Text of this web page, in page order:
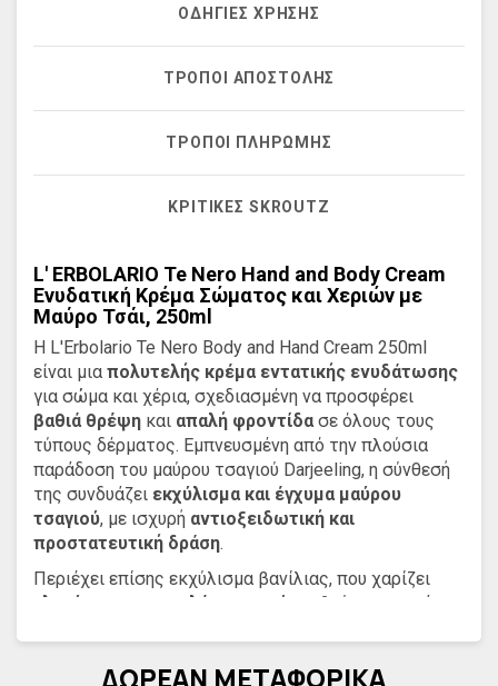
ΟΔΗΓΊΕΣ ΧΡΉΣΗΣ
ΤΡΌΠΟΙ ΑΠΟΣΤΟΛΉΣ
ΤΡΌΠΟΙ ΠΛΗΡΩΜΉΣ
ΚΡΙΤΙΚΈΣ SKROUTZ
L' ERBOLARIO Te Nero Hand and Body Cream
Ενυδατική Κρέμα Σώματος και Χεριών με
Μαύρο Τσάι, 250ml
Η L'Erbolario Te Nero Body and Hand Cream 250ml
είναι μια πολυτελής κρέμα εντατικής ενυδάτωσης
για σώμα και χέρια, σχεδιασμένη να προσφέρει
βαθιά θρέψη και απαλή φροντίδα σε όλους τους
τύπους δέρματος. Εμπνευσμένη από την πλούσια
παράδοση του μαύρου τσαγιού Darjeeling, η σύνθεσή
της συνδυάζει εκχύλισμα και έγχυμα μαύρου
τσαγιού, με ισχυρή αντιοξειδωτική και
προστατευτική δράση.
Περιέχει επίσης εκχύλισμα βανίλιας, που χαρίζει
γλυκύτητα και απαλότητα
, ενώ τα βούτυρα κακάο,
ενυδάτωσηκαι συμβάλλουν στηνελαστικότητα και
ΔΩΡΕΑΝ ΜΕΤΑΦΟΡΙΚΑ